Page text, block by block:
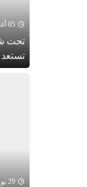
05 أغسطس 2026 - 15:23
تحت
تستعد
29 يوليو 2026 - 22:45